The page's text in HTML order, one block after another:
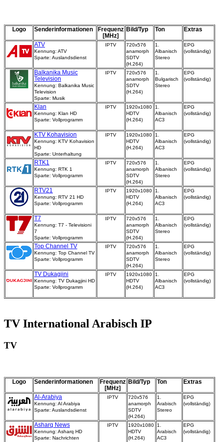
Logo Senderinformationen
Frequenz
[MHz]
Bild/Typ Ton Extras
ATV
Kennung: ATV
Sparte: Auslandsdienst
IPTV
720x576
anamorph
SDTV
(H.264)
1.
Albanisch
Stereo
EPG
(vollständig)
Balkanika Music
Television
Kennung: Balkanika Music
Television
Sparte: Musik
IPTV
720x576
anamorph
SDTV
(H.264)
1.
Bulgarisch
Stereo
EPG
(vollständig)
Klan
Kennung: Klan HD
Sparte: Vollprogramm
IPTV
1920x1080
HDTV
(H.264)
1.
Albanisch
AC3
EPG
(vollständig)
KTV Kohavision
Kennung: KTV Kohavision
HD
Sparte: Unterhaltung
IPTV
1920x1080
HDTV
(H.264)
1.
Albanisch
AC3
EPG
(vollständig)
RTK1
Kennung: RTK 1
Sparte: Vollprogramm
IPTV
720x576
anamorph
SDTV
(H.264)
1.
Albanisch
Stereo
EPG
(vollständig)
RTV21
Kennung: RTV 21 HD
Sparte: Vollprogramm
IPTV
1920x1080
HDTV
(H.264)
1.
Albanisch
AC3
EPG
(vollständig)
T7
Kennung: T7 - Televisioni
7
Sparte: Vollprogramm
IPTV
720x576
anamorph
SDTV
(H.264)
1.
Albanisch
Stereo
EPG
(vollständig)
Top Channel TV
Kennung: Top Channel TV
Sparte: Vollprogramm
IPTV
720x576
anamorph
SDTV
(H.264)
1.
Albanisch
Stereo
EPG
(vollständig)
TV Dukagjini
Kennung: TV Dukagjini HD
Sparte: Vollprogramm
IPTV
1920x1080
HDTV
(H.264)
1.
Albanisch
AC3
EPG
(vollständig)
TV International Arabisch IP
TV
Logo Senderinformationen
Frequenz
[MHz]
Bild/Typ Ton Extras
Al-Arabiya
Kennung: Al Arabiya
Sparte: Auslandsdienst
IPTV
720x576
anamorph
SDTV
(H.264)
1.
Arabisch
Stereo
EPG
(vollständig)
Asharq News
Kennung: Asharq HD
Sparte: Nachrichten
IPTV
1920x1080
HDTV
(H.264)
1.
Arabisch
AC3
EPG
(vollständig)